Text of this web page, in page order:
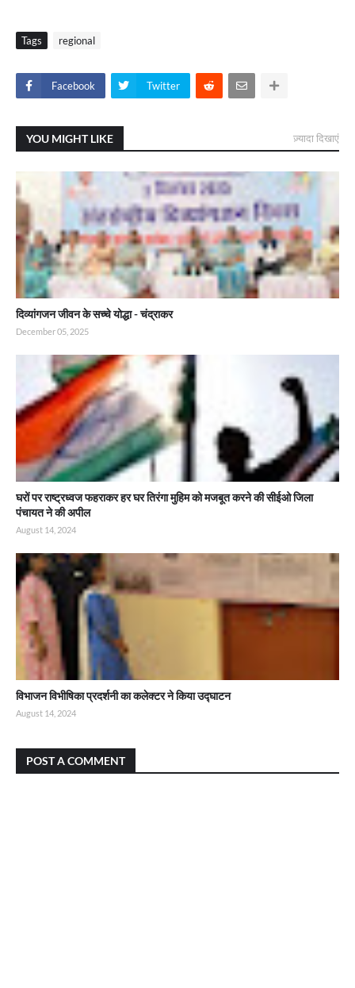
Tags regional
Facebook Twitter
YOU MIGHT LIKE ज़्यादा दिखाएं
दिव्यांगजन जीवन के सच्चे योद्धा - चंद्राकर
December 05, 2025
घरों पर राष्ट्रध्वज फहराकर हर घर तिरंगा मुहिम को मजबूत करने की सीईओ जिला
पंचायत ने की अपील
August 14, 2024
विभाजन विभीषिका प्रदर्शनी का कलेक्टर ने किया उद्घाटन
August 14, 2024
POST A COMMENT